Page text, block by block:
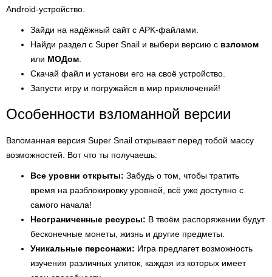
Android-устройство.
Зайди на надёжный сайт с APK-файлами.
Найди раздел с Super Snail и выбери версию с взломом
или МОДом
Скачай файл и установи его на своё устройство.
Запусти игру и погружайся в мир приключений!
Особенности взломанной версии
Взломанная версия Super Snail открывает перед тобой массу
возможностей. Вот что ты получаешь:
Все уровни открыты: Забудь о том, чтобы тратить
время на разблокировку уровней, всё уже доступно с
самого начала!
Неограниченные ресурсы: В твоём распоряжении будут
бесконечные монеты, жизнь и другие предметы.
Уникальные персонажи: Игра предлагет возможность
изучения различных улиток, каждая из которых имеет